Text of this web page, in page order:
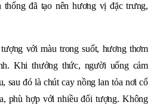
đã tạo nên hương vị đặc trưng,
với màu trong suốt, hương thơm
Khi thưởng thức, người uống cảm
sau đó là chút cay nồng lan tỏa nơi cổ
phù hợp với nhiều đối tượng. Không